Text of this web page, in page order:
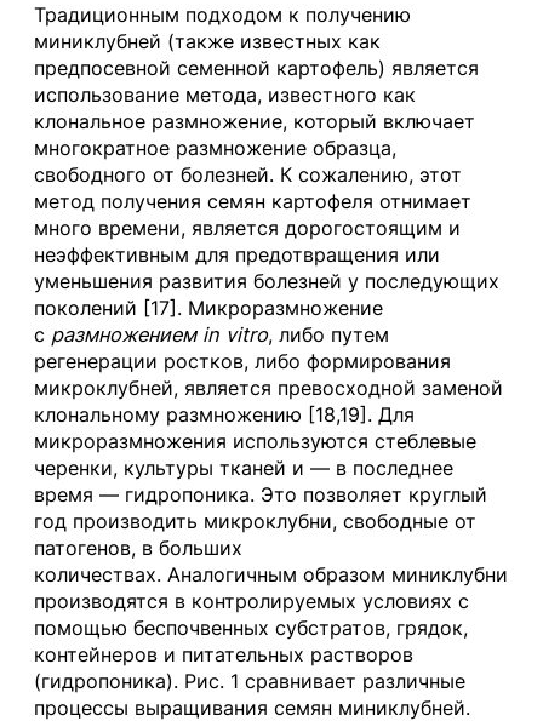
Традиционным подходом к получению
миниклубней (также известных как
предпосевной семенной картофель) является
использование метода, известного как
клональное размножение, который включает
многократное размножение образца,
свободного от болезней. К сожалению, этот
метод получения семян картофеля отнимает
много времени, является дорогостоящим и
неэффективным для предотвращения или
уменьшения развития болезней у последующих
поколений [17]. Микроразмножение
с размножением in vitro, либо путем
регенерации ростков, либо формирования
микроклубней, является превосходной заменой
клональному размножению [18,19]. Для
микроразмножения используются стеблевые
черенки, культуры тканей и — в последнее
время — гидропоника. Это позволяет круглый
год производить микроклубни, свободные от
патогенов, в больших
количествах. Аналогичным образом миниклубни
производятся в контролируемых условиях с
помощью беспочвенных субстратов, грядок,
контейнеров и питательных растворов
(гидропоника). Рис. 1 сравнивает различные
процессы выращивания семян миниклубней.